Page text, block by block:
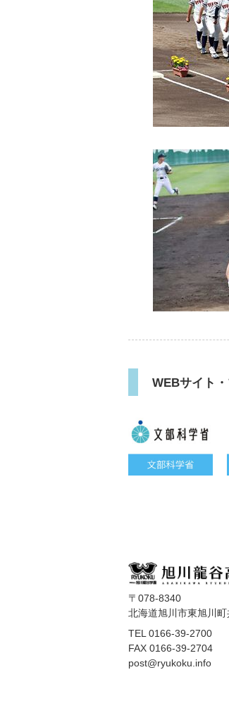
WEBサイト
〒078-8340
北海道旭川市東旭川
TEL 0166-39-2700
FAX 0166-39-2704
post@ryukoku.info